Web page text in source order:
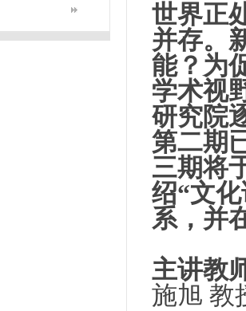
世界正
并存。
能？ 为
学术视
研究院
第二期
三期将
绍“文
系，并
主讲教
施旭 教